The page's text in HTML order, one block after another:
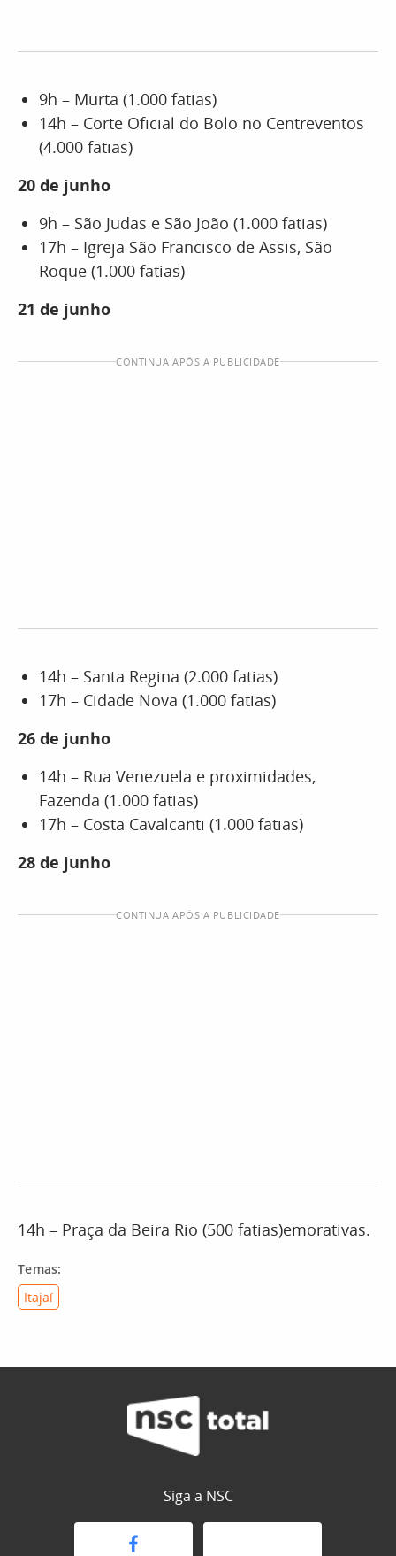
9h – Murta (1.000 fatias)
14h – Corte Oficial do Bolo no Centreventos
(4.000 fatias)
20 de junho
9h – São Judas e São João (1.000 fatias)
17h – Igreja São Francisco de Assis, São
Roque (1.000 fatias)
21 de junho
CONTINUA APÓS A PUBLICIDADE
14h – Santa Regina (2.000 fatias)
17h – Cidade Nova (1.000 fatias)
26 de junho
14h – Rua Venezuela e proximidades,
Fazenda (1.000 fatias)
17h – Costa Cavalcanti (1.000 fatias)
28 de junho
CONTINUA APÓS A PUBLICIDADE
14h – Praça da Beira Rio (500 fatias)emorativas.
Temas:
Itajaí
Siga a NSC